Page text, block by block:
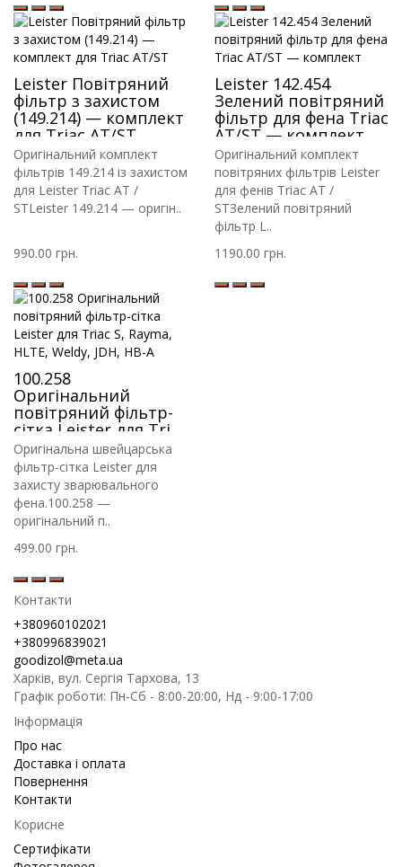
Leister Повітряний
фільтр з захистом
(149.214) — комплект
для Triac AT/ST
Оригінальний комплект
фільтрів 149.214 із захистом
для Leister Triac AT /
STLeister 149.214 — оригін..
990.00 грн.
Leister 142.454
Зелений повітряний
фільтр для фена Triac
AT/ST — комплект
Оригінальний комплект
повітряних фільтрів Leister
для фенів Triac AT /
STЗелений повітряний
фільтр L..
1190.00 грн.
100.258
Оригінальний
повітряний фільтр-
сітка Leister для Triac
S, Rayma, HLTE,
Weldy, JDH, HB-A
Оригінальна швейцарська
фільтр-сітка Leister для
захисту зварювального
фена.100.258 —
оригінальний п..
499.00 грн.
Контакти
+380960102021
+380996839021
goodizol@meta.ua
Харків, вул. Сергія Тархова, 13
Графік роботи: Пн-Сб - 8:00-20:00, Нд - 9:00-17:00
Інформація
Про нас
Доставка і оплата
Повернення
Контакти
Корисне
Сертифікати